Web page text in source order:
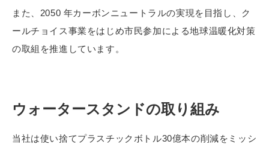
また、2050 年カーボンニュートラルの実現を目指し、ク
ールチョイス事業をはじめ市民参加による地球温暖化対策
の取組を推進しています。
ウォータースタンドの取り組み
当社は使い捨てプラスチックボトル30億本の削減をミッシ